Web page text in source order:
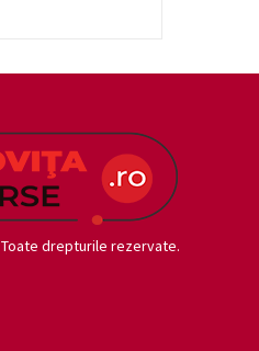
drepturile rezervate.